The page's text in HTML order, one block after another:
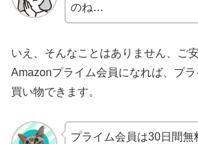
のね…
いえ、そんなことはありません、ご
Amazonプライム会員になれば、プ
買い物できます。
プライム会員は30日間無